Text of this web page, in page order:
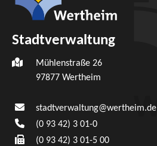
Stadtverwaltung
Mühlenstraße 26
97877 Wertheim
stadtverwaltung@wertheim.de
(0 93 42) 3 01-0
(0 93 42) 3 01-5 00